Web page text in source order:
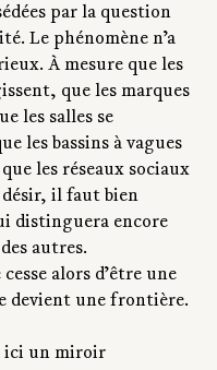
par la question
Le phénomène n’a
À mesure que les
que les marques
les salles se
les bassins à vagues
les réseaux sociaux
il faut bien
distinguera encore
des autres.
alors d’être une
devient une frontière.
ici un miroir